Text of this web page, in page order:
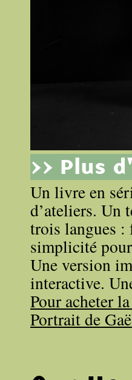
>> Plus
Un livre en
d’ateliers. Un
trois langues
simplicité
Une version
interactive.
Pour acheter
Portrait de